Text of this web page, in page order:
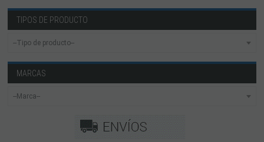
TIPOS DE PRODUCTO
MARCAS